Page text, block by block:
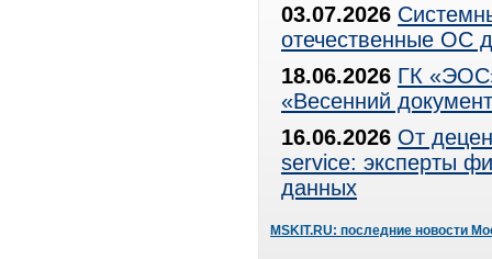
03.07.2026
отечественные ОС
18.06.2026 ГК
«Весенний
16.06.2026 От
service: эксперты
данных
MSKIT.RU: последние новости